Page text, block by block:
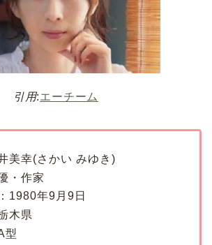
引用:エーチーム
美幸(さかい みゆき)
・作家
1980年9月9日
木県
型